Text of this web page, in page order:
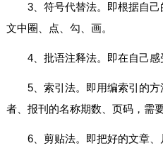
3、符号代替法。即根据自
文中圈、点、勾、画。
4、批语注释法。即在自己感
5、索引法。即用编索引的
者、报刊的名称期数、页码，需
6、剪贴法。即把好的文章